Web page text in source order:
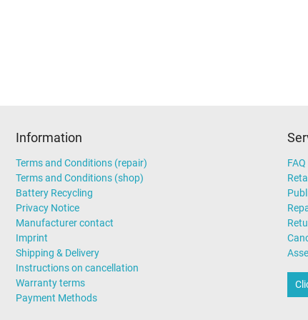
the correct sparepart for your machine. To do this, please insert
Information
Terms and Conditions (repair)
Terms and Conditions (shop)
Battery Recycling
Privacy Notice
Manufacturer contact
Imprint
Shipping & Delivery
Instructions on cancellation
Warranty terms
Payment Methods
FAQ